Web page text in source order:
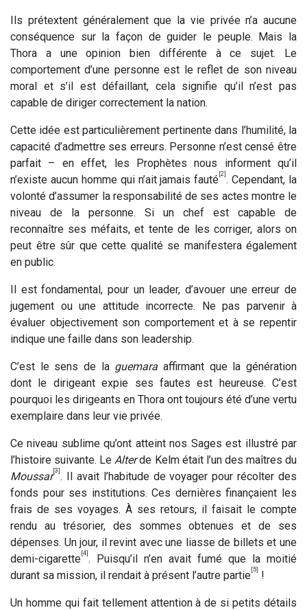
Ils prétextent généralement que la vie privée n’a aucune
conséquence sur la façon de guider le peuple. Mais la
Thora a une opinion bien différente à ce sujet. Le
comportement d’une personne est le reflet de son niveau
moral et s’il est défaillant, cela signifie qu’il n’est pas
capable de diriger correctement la nation.
Cette idée est particulièrement pertinente dans l’humilité, la
capacité d’admettre ses erreurs. Personne n’est censé être
parfait – en effet, les Prophètes nous informent qu’il
n’existe aucun homme qui n’ait jamais fauté [2] . Cependant, la
volonté d’assumer la responsabilité de ses actes montre le
niveau de la personne. Si un chef est capable de
reconnaître ses méfaits, et tente de les corriger, alors on
peut être sûr que cette qualité se manifestera également
en public.
Il est fondamental, pour un leader, d’avouer une erreur de
jugement ou une attitude incorrecte. Ne pas parvenir à
évaluer objectivement son comportement et à se repentir
indique une faille dans son leadership.
C’est le sens de la guemara affirmant que la génération
dont le dirigeant expie ses fautes est heureuse. C’est
pourquoi les dirigeants en Thora ont toujours été d’une vertu
exemplaire dans leur vie privée.
Ce niveau sublime qu’ont atteint nos Sages est illustré par
l’histoire suivante. Le Alterde Kelm était l’un des maîtres du
Moussar [3] . Il avait l’habitude de voyager pour récolter des
fonds pour ses institutions. Ces dernières finançaient les
frais de ses voyages. À ses retours, il faisait le compte
rendu au trésorier, des sommes obtenues et de ses
dépenses. Un jour, il revint avec une liasse de billets et une
demi-cigarette [4] . Puisqu’il n’en avait fumé que la moitié
durant sa mission, il rendait à présent l’autre partie [5] !
Un homme qui fait tellement attention à de si petits détails